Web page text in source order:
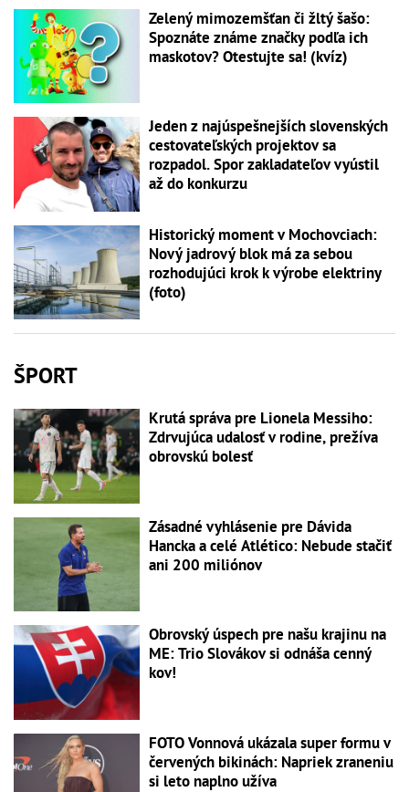
Zelený mimozemšťan či žltý šašo:
Spoznáte známe značky podľa ich
maskotov? Otestujte sa! (kvíz)
Jeden z najúspešnejších slovenských
cestovateľských projektov sa
rozpadol. Spor zakladateľov vyústil
až do konkurzu
Historický moment v Mochovciach:
Nový jadrový blok má za sebou
rozhodujúci krok k výrobe elektriny
(foto)
ŠPORT
Krutá správa pre Lionela Messiho:
Zdrvujúca udalosť v rodine, prežíva
obrovskú bolesť
Zásadné vyhlásenie pre Dávida
Hancka a celé Atlético: Nebude stačiť
ani 200 miliónov
Obrovský úspech pre našu krajinu na
ME: Trio Slovákov si odnáša cenný
kov!
FOTO Vonnová ukázala super formu v
červených bikinách: Napriek zraneniu
si leto naplno užíva